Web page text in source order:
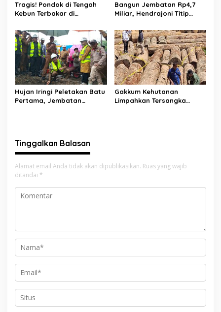
Tragis! Pondok di Tengah
Kebun Terbakar di
Tewas, Istri Alami Luka
Bakar
Bangun Jembatan Rp4,7
Miliar, Hendrajoni Titip
Tebang Hutan
Sembarangan
Hujan Iringi Peletakan Batu
Pertama, Jembatan
Gakkum Kehutanan
Limpahkan Tersangka
Tinggalkan Balasan
Alamat email Anda tidak akan dipublikasikan. Ruas yang wajib
ditandai *